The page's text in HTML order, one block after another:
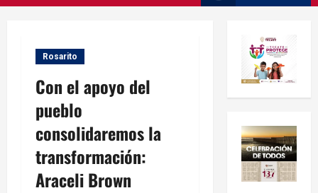
Rosarito
Con el apoyo del
pueblo
consolidaremos la
transformación:
Araceli Brown